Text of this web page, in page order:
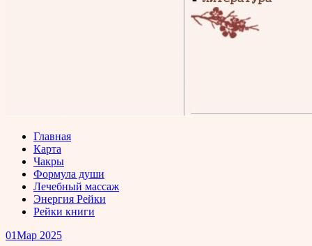
Главная
Карта
Чакры
Формула души
Лечебный массаж
Энергия Рейки
Рейки книги
01Мар 2025